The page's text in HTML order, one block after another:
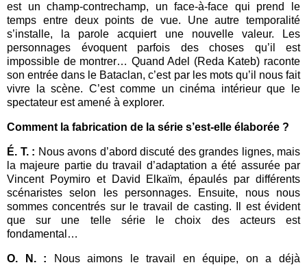
est un champ-contrechamp, un face-à-face qui prend le
temps entre deux points de vue. Une autre temporalité
s’installe, la parole acquiert une nouvelle valeur. Les
personnages évoquent parfois des choses qu’il est
impossible de montrer… Quand Adel (Reda Kateb) raconte
son entrée dans le Bataclan, c’est par les mots qu’il nous fait
vivre la scène. C’est comme un cinéma intérieur que le
spectateur est amené à explorer.
Comment la fabrication de la série s’est-elle élaborée ?
É. T. : Nous avons d’abord discuté des grandes lignes, mais
la majeure partie du travail d’adaptation a été assurée par
Vincent Poymiro et David Elkaïm, épaulés par différents
scénaristes selon les personnages. Ensuite, nous nous
sommes concentrés sur le travail de casting. Il est évident
que sur une telle série le choix des acteurs est
fondamental…
O. N. : Nous aimons le travail en équipe, on a déjà